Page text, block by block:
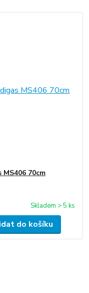
70cm
Skladem > 5 ks
do košíku